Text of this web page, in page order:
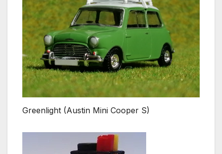
Greenlight (Austin Mini Cooper S)